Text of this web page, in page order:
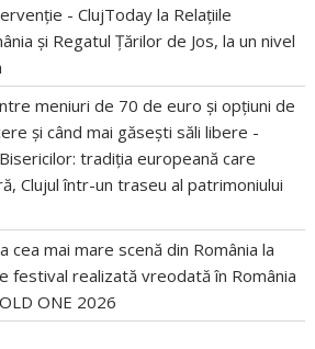
- ClujToday la Relațiile
și Regatul Țărilor de Jos, la un nivel
meniuri de 70 de euro și opțiuni de
și când mai găsești săli libere -
tradiția europeană care
Clujul într-un traseu al patrimoniului
cea mai mare scenă din România la
festival realizată vreodată în România
ONE 2026